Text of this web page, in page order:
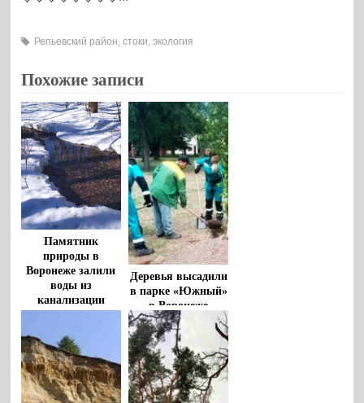
Репьевский район,стоки,экология
Похожие записи
Памятник
природы в
Воронеже залили
воды из
канализации
Деревья высадили
в парке «Южный»
в Воронеже